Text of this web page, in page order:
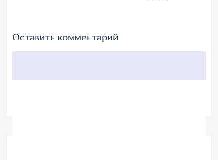
Оставить комментарий